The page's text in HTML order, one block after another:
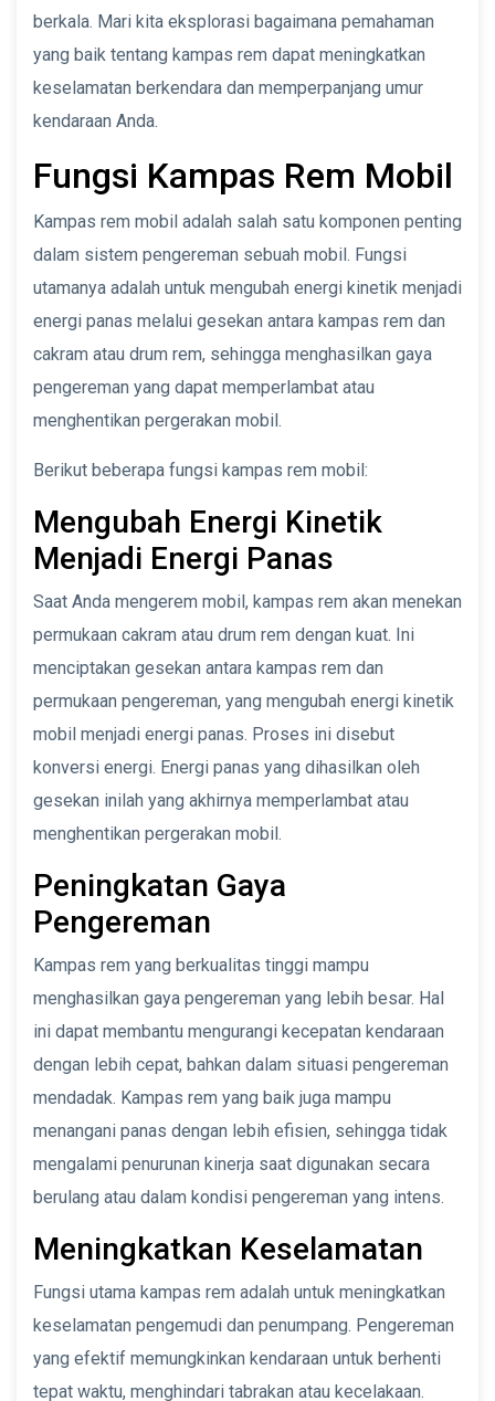
berkala. Mari kita eksplorasi bagaimana pemahaman
yang baik tentang kampas rem dapat meningkatkan
keselamatan berkendara dan memperpanjang umur
kendaraan Anda.
Fungsi Kampas Rem Mobil
Kampas rem mobil adalah salah satu komponen penting
dalam sistem pengereman sebuah mobil. Fungsi
utamanya adalah untuk mengubah energi kinetik menjadi
energi panas melalui gesekan antara kampas rem dan
cakram atau drum rem, sehingga menghasilkan gaya
pengereman yang dapat memperlambat atau
menghentikan pergerakan mobil.
Berikut beberapa fungsi kampas rem mobil:
Mengubah Energi Kinetik
Menjadi Energi Panas
Saat Anda mengerem mobil, kampas rem akan menekan
permukaan cakram atau drum rem dengan kuat. Ini
menciptakan gesekan antara kampas rem dan
permukaan pengereman, yang mengubah energi kinetik
mobil menjadi energi panas. Proses ini disebut
konversi energi. Energi panas yang dihasilkan oleh
gesekan inilah yang akhirnya memperlambat atau
menghentikan pergerakan mobil.
Peningkatan Gaya
Pengereman
Kampas rem yang berkualitas tinggi mampu
menghasilkan gaya pengereman yang lebih besar. Hal
ini dapat membantu mengurangi kecepatan kendaraan
dengan lebih cepat, bahkan dalam situasi pengereman
mendadak. Kampas rem yang baik juga mampu
menangani panas dengan lebih efisien, sehingga tidak
mengalami penurunan kinerja saat digunakan secara
berulang atau dalam kondisi pengereman yang intens.
Meningkatkan Keselamatan
Fungsi utama kampas rem adalah untuk meningkatkan
keselamatan pengemudi dan penumpang. Pengereman
yang efektif memungkinkan kendaraan untuk berhenti
tepat waktu, menghindari tabrakan atau kecelakaan.